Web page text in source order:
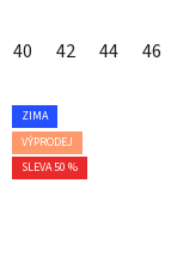
40 42 44 46
ZIMA
VÝPRODEJ
SLEVA 50 %